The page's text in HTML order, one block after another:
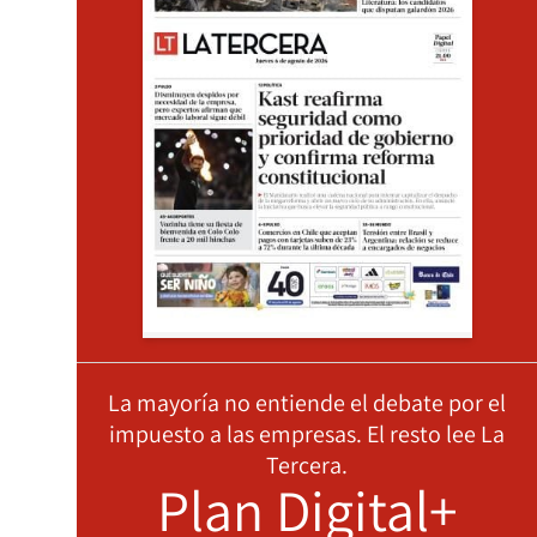
La mayoría no entiende el debate por el
impuesto a las empresas. El resto lee La
Tercera.
Plan Digital+